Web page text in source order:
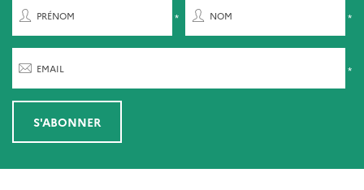
PRÉNOM NOM
EMAIL
S'ABONNER